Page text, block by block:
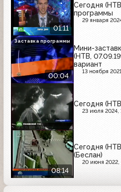
01:11
Сегодня
программы
29 января
00:04
Мини-
(НТВ,
вариант
13 ноября
Заставка программы
Сегодня
23 июля 2024,
08:14
Сегодня
(Беслан)
20 июня 2022,